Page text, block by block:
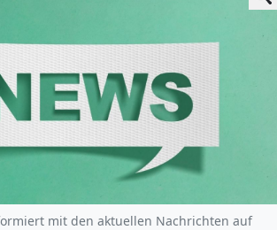
mit den aktuellen Nachrichten auf